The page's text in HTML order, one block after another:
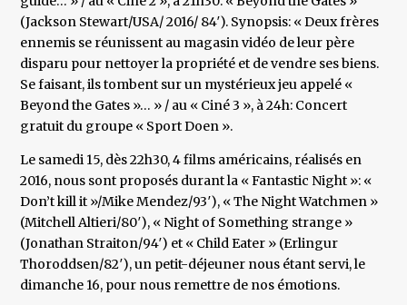
(Jackson Stewart/USA/ 2016/ 84′). Synopsis: « Deux frères
ennemis se réunissent au magasin vidéo de leur père
disparu pour nettoyer la propriété et de vendre ses biens.
Se faisant, ils tombent sur un mystérieux jeu appelé «
Beyond the Gates »… » / au « Ciné 3 », à 24h: Concert
gratuit du groupe « Sport Doen ».
Le samedi 15, dès 22h30, 4 films américains, réalisés en
2016, nous sont proposés durant la « Fantastic Night »: «
Don’t kill it »/Mike Mendez/93′), « The Night Watchmen »
(Mitchell Altieri/80′), « Night of Something strange »
(Jonathan Straiton/94′) et « Child Eater » (Erlingur
Thoroddsen/82′), un petit-déjeuner nous étant servi, le
dimanche 16, pour nous remettre de nos émotions.